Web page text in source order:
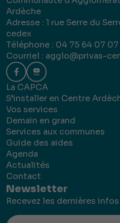
Ardèche
Adresse : 1 rue Serre du
cedex
Téléphone : 04 75 64 07 07
Courriel : agglo@privas-
La CAPCA
S’installer en Centre
Vos services
Demain en grand
Services aux communes
Guide des aides
Agenda
Actualités
Contact
Newsletter
Recevez les dernières